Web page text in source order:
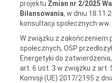
projektu Zmian nr 2/2025
Bilansowania, w dniu
konsultacji społecznych
W związku z zakończeniem
społecznych, OSP
Energetyki do
art. 6 ust. 3 w związku z art.
Komisji (UE) 2017/2195 z